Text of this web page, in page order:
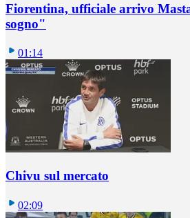
Fiorentina, ufficiale arrivo
sogno"
01:14
Chivu sul mercato
02:09